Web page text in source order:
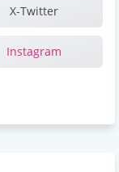
X-Twitter
Instagram